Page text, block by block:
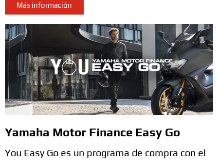
Más información
Yamaha Motor Finance Easy Go
You Easy Go es un programa de compra con el